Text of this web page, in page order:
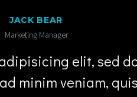
JACK BEAR
Marketing Manager
elit, sed
minim veniam,